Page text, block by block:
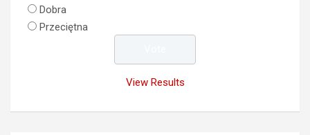
Dobra
Przeciętna
View Results